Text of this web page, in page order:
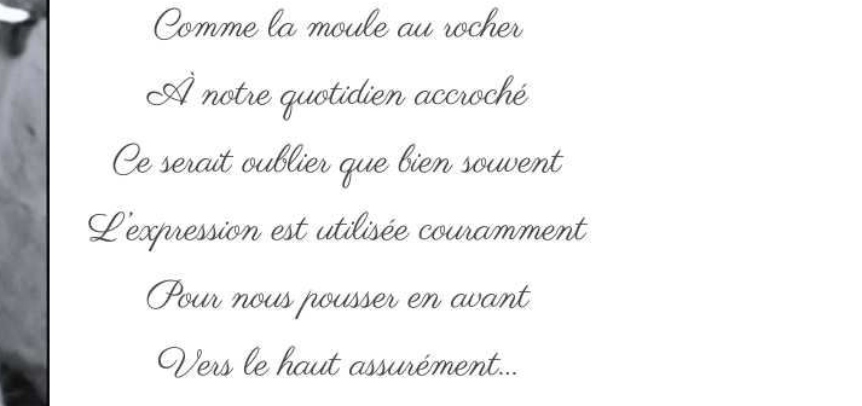
Comme la moule au rocher
À notre quotidien accroché
Ce serait oublier que bien souvent
L’expression est utilisée couramment
Pour nous pousser en avant
Vers le haut assurément…